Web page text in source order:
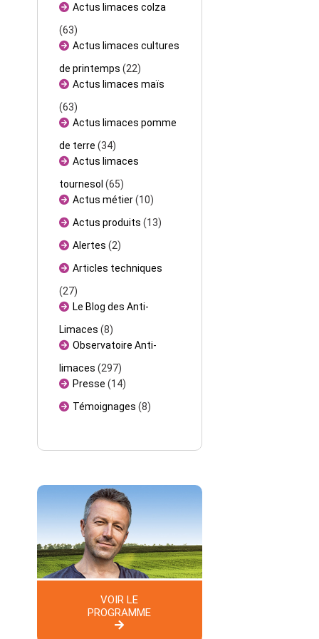
Actus limaces colza
(63)
Actus limaces cultures
de printemps (22)
Actus limaces maïs
(63)
Actus limaces pomme
de terre (34)
Actus limaces
tournesol (65)
Actus métier(10)
Actus produits (13)
Alertes (2)
Articles techniques
(27)
Le Blog des Anti-
Limaces (8)
Observatoire Anti-
limaces (297)
Presse (14)
Témoignages (8)
VOIR LE
PROGRAMME